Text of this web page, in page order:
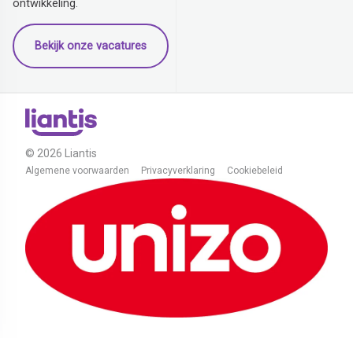
ontwikkeling.
Bekijk onze vacatures
© 2026 Liantis
Algemene voorwaarden Privacyverklaring Cookiebeleid